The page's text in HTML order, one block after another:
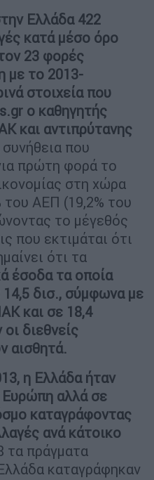
Ελλάδα 422
κατά μέσο όρο
23 φορές
με το 2013-
στοιχεία που
ο καθηγητής
και αντιπρύτανης
που
πρώτη φορά το
στη χώρα
του ΑΕΠ (19,2% του
το μέγεθός
που εκτιμάται ότι
ότι τα
έσοδα τα οποία
14,5 δισ., σύμφωνα με
και σε 18,4
διεθνείς
αισθητά.
η Ελλάδα ήταν
Ευρώπη αλλά σε
καταγράφοντας
ανά κάτοικο
τα πράγματα
καταγράφηκαν